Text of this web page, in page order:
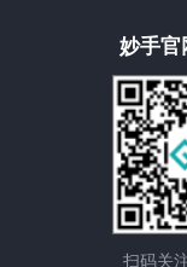
妙手官
扫码关